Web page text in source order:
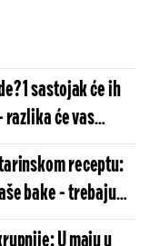
1 sastojak će ih
će vas
receptu:
bake - trebaju
U maju u